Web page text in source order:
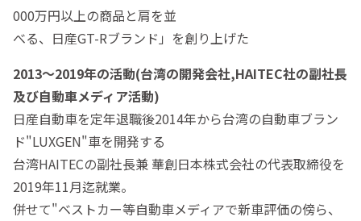
000万円以上の商品と肩を並
べる、日産GT-Rブランド」を創り上げた
2013～2019年の活動(台湾の開発会社,HAITEC社の副社長
及び自動車メディア活動)
日産自動車を定年退職後2014年から台湾の自動車ブラン
ド"LUXGEN"車を開発する
台湾HAITECの副社長兼 華創日本株式会社の代表取締役を
2019年11月迄就業。
併せて"ベストカー等自動車メディアで新車評価の傍ら、